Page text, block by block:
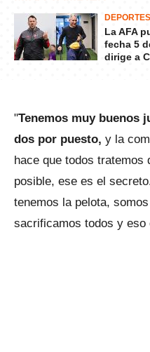
DEPORTES
La AFA
fecha 5
dirige a
"Tenemos muy buenos
dos por puesto, y la
hace que todos tratemos
posible, ese es el
tenemos la pelota,
sacrificamos todos y eso